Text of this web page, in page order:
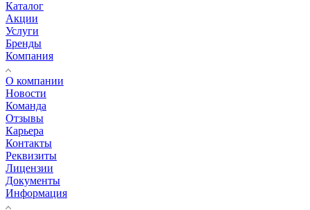
Каталог
Акции
Услуги
Бренды
Компания
О компании
Новости
Команда
Отзывы
Карьера
Контакты
Реквизиты
Лицензии
Документы
Информация